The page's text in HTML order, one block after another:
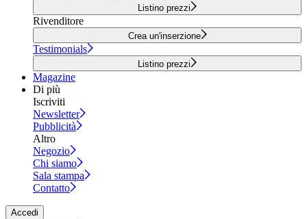
Listino prezzi
Rivenditore
Crea un'inserzione
Testimonials
Listino prezzi
Magazine
Di più
Iscriviti
Newsletter
Pubblicità
Altro
Negozio
Chi siamo
Sala stampa
Contatto
Accedi